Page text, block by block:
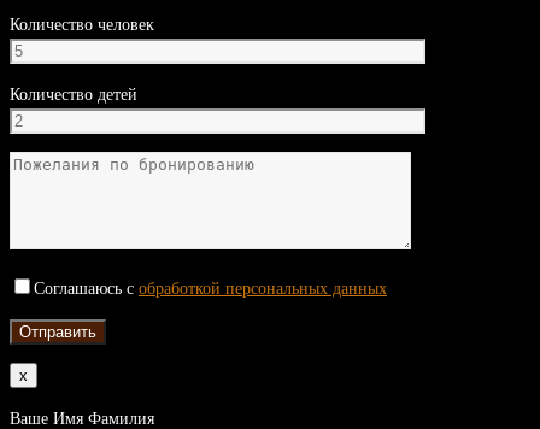
Количество человек
Количество детей
Соглашаюсь с обработкой персональных данных
x
Ваше Имя Фамилия